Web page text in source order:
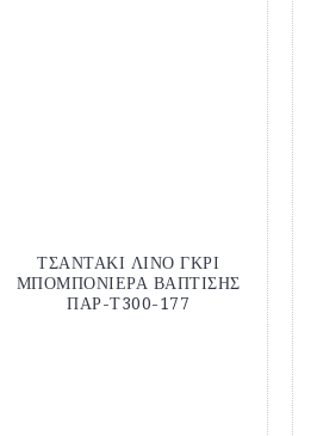
ΤΣΑΝΤΑΚΙ ΛΙΝΟ ΓΚΡΙ
ΜΠΟΜΠΟΝΙΕΡΑ ΒΑΠΤΙΣΗΣ
ΠΑΡ-Τ300-177